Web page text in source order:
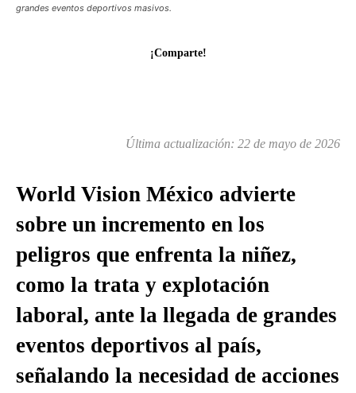
grandes eventos deportivos masivos.
¡Comparte!
Última actualización: 22 de mayo de 2026
World Vision México advierte
sobre un incremento en los
peligros que enfrenta la niñez,
como la trata y explotación
laboral, ante la llegada de grandes
eventos deportivos al país,
señalando la necesidad de acciones